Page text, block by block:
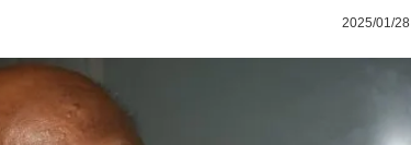
2025/01/28